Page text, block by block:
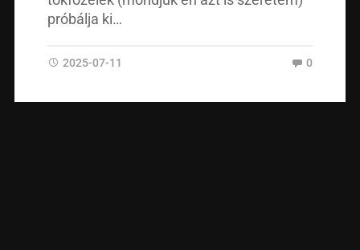
próbálja ki…
2025-07-11 0